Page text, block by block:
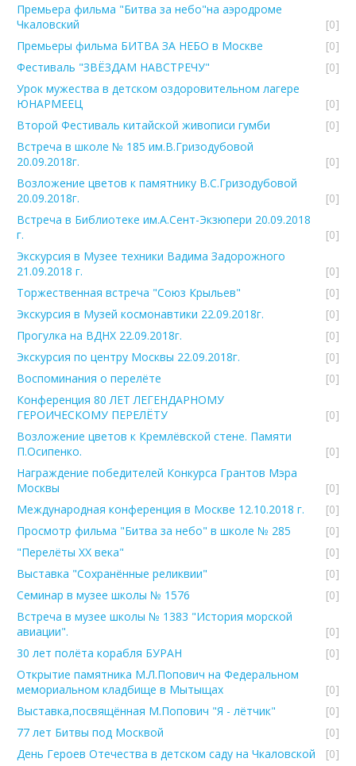
Премьера фильма "Битва за небо"на аэродроме
Чкаловский
[0]
Премьеры фильма БИТВА ЗА НЕБО в Москве
[0]
Фестиваль "ЗВЁЗДАМ НАВСТРЕЧУ"
[0]
Урок мужества в детском оздоровительном лагере
ЮНАРМЕЕЦ
[0]
Второй Фестиваль китайской живописи гумби
[0]
Встреча в школе № 185 им.В.Гризодубовой
20.09.2018г.
[0]
Возложение цветов к памятнику В.С.Гризодубовой
20.09.2018г.
[0]
Встреча в Библиотеке им.А.Сент-Экзюпери 20.09.2018
г.
[0]
Экскурсия в Музее техники Вадима Задорожного
21.09.2018 г.
[0]
Торжественная встреча "Союз Крыльев"
[0]
Экскурсия в Музей космонавтики 22.09.2018г.
[0]
Прогулка на ВДНХ 22.09.2018г.
[0]
Экскурсия по центру Москвы 22.09.2018г.
[0]
Воспоминания о перелёте
[0]
Конференция 80 ЛЕТ ЛЕГЕНДАРНОМУ
ГЕРОИЧЕСКОМУ ПЕРЕЛЁТУ
[0]
Возложение цветов к Кремлёвской стене. Памяти
П.Осипенко.
[0]
Награждение победителей Конкурса Грантов Мэра
Москвы
[0]
Международная конференция в Москве 12.10.2018 г.
[0]
Просмотр фильма "Битва за небо" в школе № 285
[0]
"Перелёты ХХ века"
[0]
Выставка "Сохранённые реликвии"
[0]
Семинар в музее школы № 1576
[0]
Встреча в музее школы № 1383 "История морской
авиации".
[0]
30 лет полёта корабля БУРАН
[0]
Открытие памятника М.Л.Попович на Федеральном
мемориальном кладбище в Мытыщах
[0]
Выставка,посвящённая М.Попович "Я - лётчик"
[0]
77 лет Битвы под Москвой
[0]
День Героев Отечества в детском саду на Чкаловской
[0]